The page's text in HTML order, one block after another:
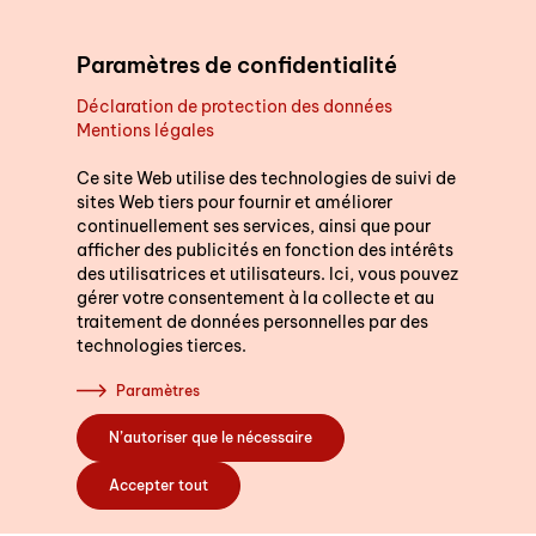
Paramètres de confidentialité
Déclaration de protection des données
Mentions légales
Ce site Web utilise des technologies de suivi de
sites Web tiers pour fournir et améliorer
continuellement ses services, ainsi que pour
afficher des publicités en fonction des intérêts
des utilisatrices et utilisateurs. Ici, vous pouvez
gérer votre consentement à la collecte et au
traitement de données personnelles par des
technologies tierces.
Paramètres
N’autoriser que le nécessaire
Accepter tout
Soutien au quotidien
Cours
S’engager
A propos de nous
vous.
Nous répondons
Indiquez le code postal
(dans le canton de
vous mettre